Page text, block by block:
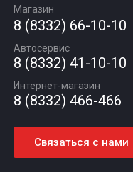
Автомасла
Шиномонтаж
Гарантии и возврат
Вакансии
Новости
Статьи
Контакты
Магазин
8 (8332) 66-10-10
Автосервис
8 (8332) 41-10-10
Интернет-магазин
8 (8332) 466-466
Связаться с нами